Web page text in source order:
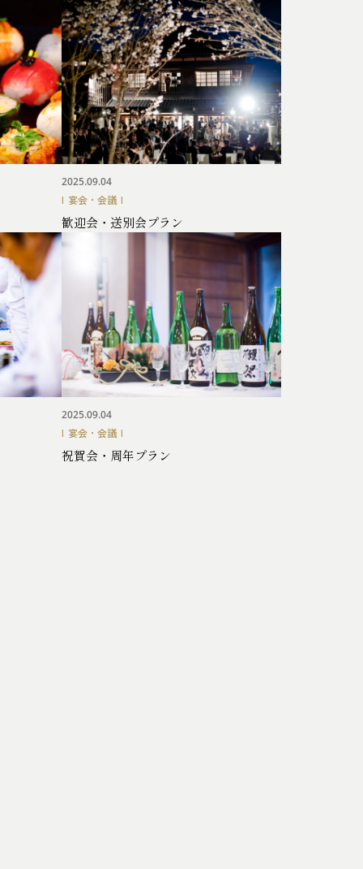
2025.09.04
宴会・会議
歓迎会・送別会プラン
2025.09.04
宴会・会議
祝賀会・周年プラン